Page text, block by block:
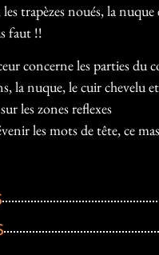
les trapèzes noués, la
faut !!
concerne les parties du
la nuque, le cuir
les zones reflexes
les mots de tête, ce